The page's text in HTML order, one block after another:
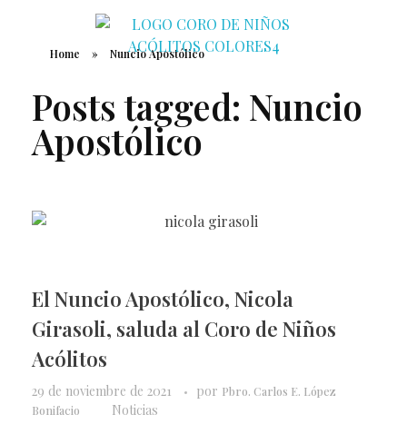
Home » Nuncio Apostólico
Posts tagged: Nuncio
Apostólico
El Nuncio Apostólico, Nicola
Girasoli, saluda al Coro de Niños
Acólitos
29 de noviembre de 2021 por Pbro. Carlos E. López
Bonifacio
Noticias